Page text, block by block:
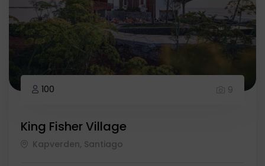
100 9
King Fisher Village
Kapverden, Santiago